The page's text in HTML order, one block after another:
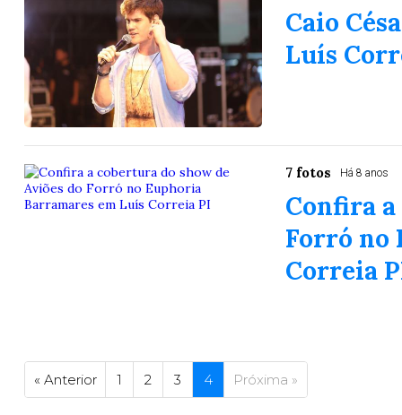
Caio
Luís
7 fotos Há 8 anos
Confira
Forró no
Correia
« Anterior 1 2 3 4 Próxima »
25
detalhes
64 65 70
Ver detalhes